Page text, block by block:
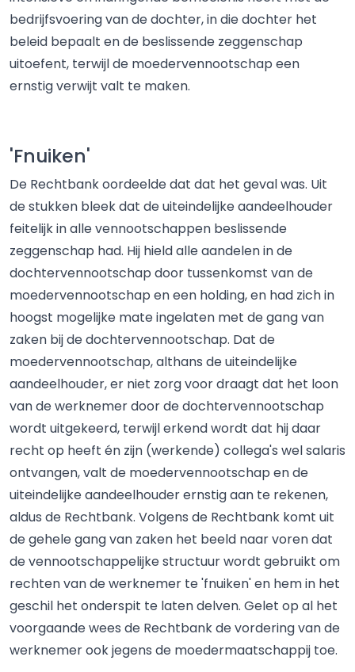
bedrijfsvoering van de dochter, in die dochter het
beleid bepaalt en de beslissende zeggenschap
uitoefent, terwijl de moedervennootschap een
ernstig verwijt valt te maken.
'Fnuiken'
De Rechtbank oordeelde dat dat het geval was. Uit
de stukken bleek dat de uiteindelijke aandeelhouder
feitelijk in alle vennootschappen beslissende
zeggenschap had. Hij hield alle aandelen in de
dochtervennootschap door tussenkomst van de
moedervennootschap en een holding, en had zich in
hoogst mogelijke mate ingelaten met de gang van
zaken bij de dochtervennootschap. Dat de
moedervennootschap, althans de uiteindelijke
aandeelhouder, er niet zorg voor draagt dat het loon
van de werknemer door de dochtervennootschap
wordt uitgekeerd, terwijl erkend wordt dat hij daar
recht op heeft én zijn (werkende) collega's wel salaris
ontvangen, valt de moedervennootschap en de
uiteindelijke aandeelhouder ernstig aan te rekenen,
aldus de Rechtbank. Volgens de Rechtbank komt uit
de gehele gang van zaken het beeld naar voren dat
de vennootschappelijke structuur wordt gebruikt om
rechten van de werknemer te 'fnuiken' en hem in het
geschil het onderspit te laten delven. Gelet op al het
voorgaande wees de Rechtbank de vordering van de
werknemer ook jegens de moedermaatschappij toe.